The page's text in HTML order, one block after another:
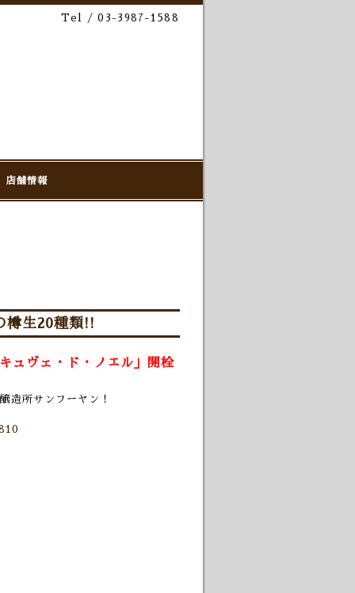
Tel / 03-3987-1588
店舗情報
樽生20種類!!
ュヴェ・ド・ノエル」開栓
造所サンフーヤン！